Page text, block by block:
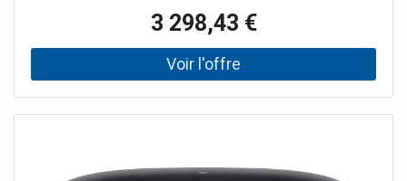
Deux inclinaisons de dos identiques Avec bonde centrale à
ouverture par poussée, avec couvercle de bonde en émail
Note d'installation : L'espace libre sous la baignoire
permet une installation sans réservation de chape car le
3 298,43 €